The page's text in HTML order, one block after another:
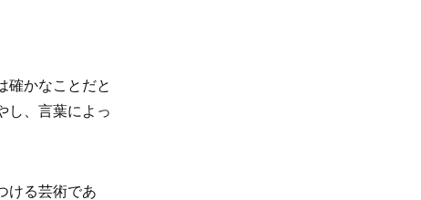
確かなことだと
し、言葉によっ
ける芸術であ